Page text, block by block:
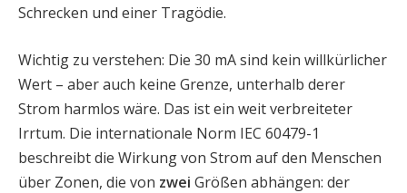
Schrecken und einer Tragödie.
Wichtig zu verstehen: Die 30 mA sind kein willkürlicher
Wert – aber auch keine Grenze, unterhalb derer
Strom harmlos wäre. Das ist ein weit verbreiteter
Irrtum. Die internationale Norm IEC 60479-1
beschreibt die Wirkung von Strom auf den Menschen
über Zonen, die von zwei Größen abhängen: der